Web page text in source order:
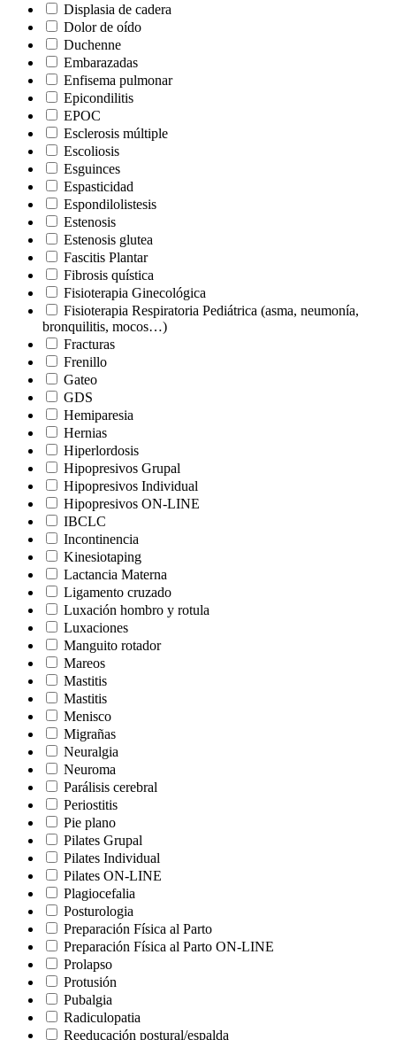
Displasia de cadera
Dolor de oído
Duchenne
Embarazadas
Enfisema pulmonar
Epicondilitis
EPOC
Esclerosis múltiple
Escoliosis
Esguinces
Espasticidad
Espondilolistesis
Estenosis
Estenosis glutea
Fascitis Plantar
Fibrosis quística
Fisioterapia Ginecológica
Fisioterapia Respiratoria Pediátrica (asma, neumonía,
bronquilitis, mocos…)
Fracturas
Frenillo
Gateo
GDS
Hemiparesia
Hernias
Hiperlordosis
Hipopresivos Grupal
Hipopresivos Individual
Hipopresivos ON-LINE
IBCLC
Incontinencia
Kinesiotaping
Lactancia Materna
Ligamento cruzado
Luxación hombro y rotula
Luxaciones
Manguito rotador
Mareos
Mastitis
Mastitis
Menisco
Migrañas
Neuralgia
Neuroma
Parálisis cerebral
Periostitis
Pie plano
Pilates Grupal
Pilates Individual
Pilates ON-LINE
Plagiocefalia
Posturologia
Preparación Física al Parto
Preparación Física al Parto ON-LINE
Prolapso
Protusión
Pubalgia
Radiculopatia
Reeducación postural/espalda